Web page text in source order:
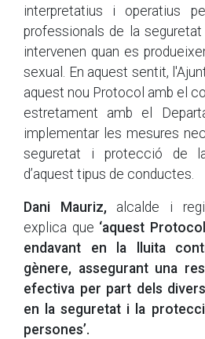
interpretatius i operatius
professionals de la
intervenen quan es
sexual. En aquest sentit,
aquest nou Protocol amb el
estretament amb el
implementar les mesures
seguretat i protecció de
d’aquest tipus de conductes.
Dani Mauriz, alcalde i
explica que ‘aquest
endavant en la lluita
gènere, assegurant una
efectiva per part dels
en la seguretat i la
persones’.